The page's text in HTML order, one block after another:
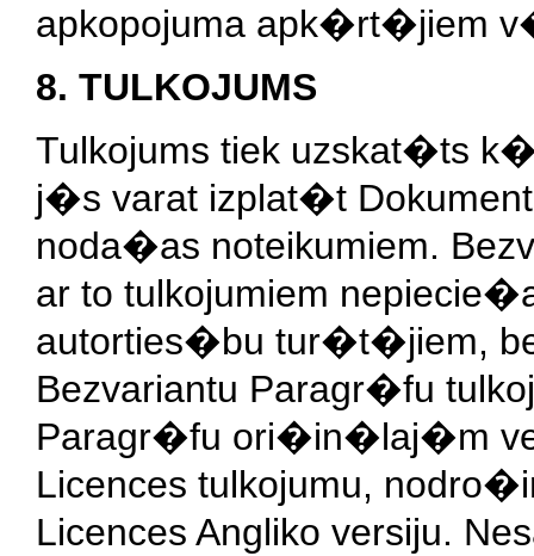
apkopojuma apk�rt�jiem
8. TULKOJUMS
Tulkojums tiek uzskat�ts
j�s varat izplat�t
noda�as noteikumiem.
ar to tulkojumiem
autorties�bu tur�t�jiem,
Bezvariantu Paragr�fu
Paragr�fu ori�in�laj�m
Licences tulkojumu,
Licences Angliko versiju.